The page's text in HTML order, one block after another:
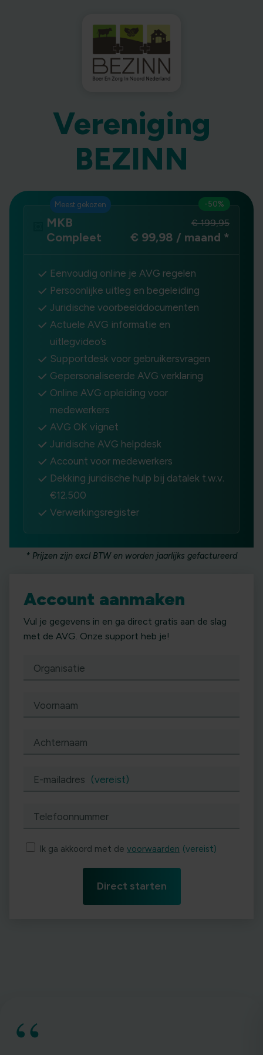
Vereniging
BEZINN
Meest gekozen -50%
MKB
Compleet
€ 199,95
€ 99,98 / maand *
Eenvoudig online je AVG regelen
Persoonlijke uitleg en begeleiding
Juridische voorbeelddocumenten
Actuele AVG informatie en
uitlegvideo’s
Supportdesk voor gebruikersvragen
Gepersonaliseerde AVG verklaring
Online AVG opleiding voor
medewerkers
AVG OK vignet
Juridische AVG helpdesk
Account voor medewerkers
Dekking juridische hulp bij datalek t.w.v.
€12.500
Verwerkingsregister
* Prijzen zijn excl BTW en worden jaarlijks gefactureerd
Account aanmaken
Vul je gegevens in en ga direct gratis aan de slag
met de AVG. Onze support heb je!
Organisatie
Voornaam
Achternaam
E-mailadres (vereist)
Telefoonnummer
Ik ga akkoord met de voorwaarden (vereist)